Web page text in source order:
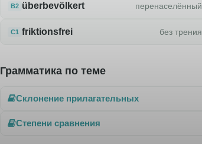
B2 überbevölkert перенаселённый
C1 friktionsfrei без трения
Грамматика по теме
Склонение прилагательных
Степени сравнения